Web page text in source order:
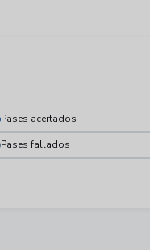
Pases acertados
Pases fallados